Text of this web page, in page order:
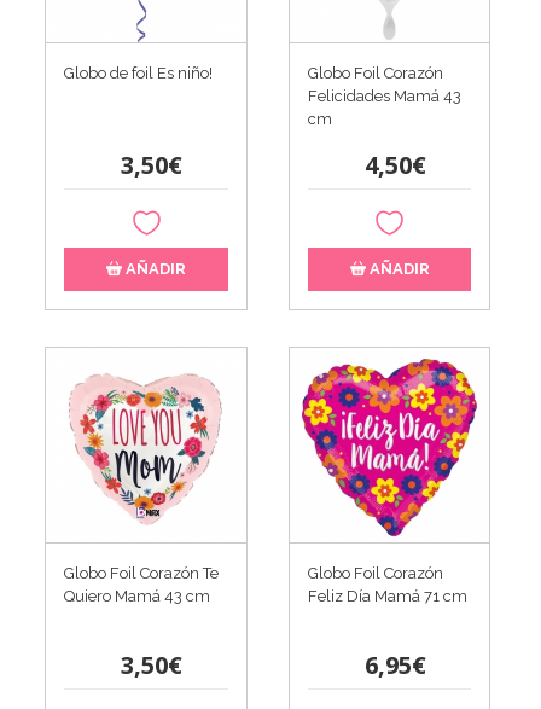
Globo de foil Es niño!
3,50€
AÑADIR
Globo Foil Corazón
Felicidades Mamá 43
cm
4,50€
AÑADIR
Globo Foil Corazón Te
Quiero Mamá 43 cm
3,50€
Globo Foil Corazón
Feliz Día Mamá 71 cm
6,95€